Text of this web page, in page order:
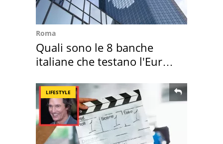
Roma
Quali sono le 8 banche
italiane che testano l'Euro
LIFESTYLE